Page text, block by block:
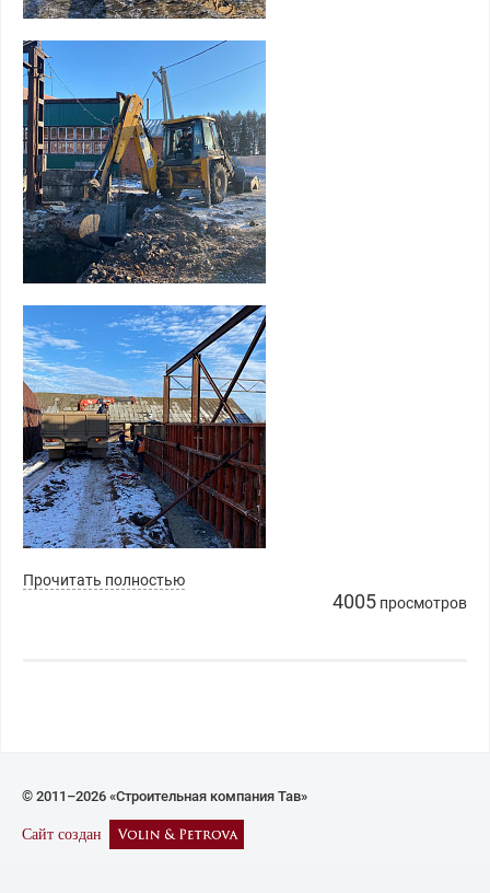
Прочитать полностью
4005 просмотров
© 2011–2026 «Строительная компания Тав»
Сайт создан